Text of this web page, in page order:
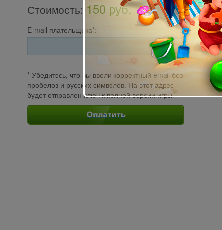
Стоимость: 150 pуб.
E-mail плательщика*:
* Убедитесь, что вы ввели корректный email без
пробелов и русских символов. На этот адрес
будет отправлен ключ к полной версии игры